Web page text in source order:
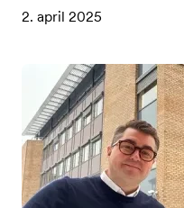
2. april 2025